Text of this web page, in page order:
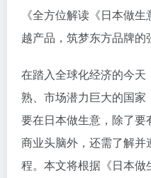
《全方位解读《日本做
越产品，筑梦东方品牌的
在踏入全球化经济的今
熟、市场潜力巨大的国
要在日本做生意，除了
商业头脑外，还需了解
程。本文将根据《日本